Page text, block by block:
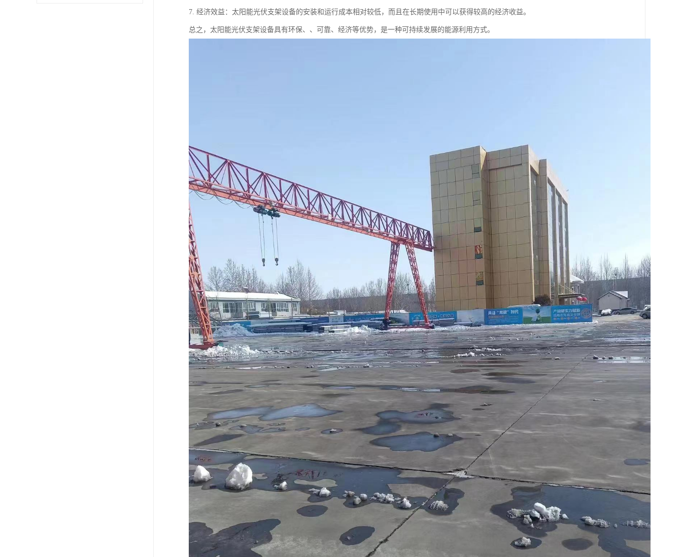
7. 经济效益：太阳能光伏支架设备的安装和运行成本相对较低，而且在长期使用中可以获得较高的经济收益。
总之，太阳能光伏支架设备具有环保、、可靠、经济等优势，是一种可持续发展的能源利用方式。